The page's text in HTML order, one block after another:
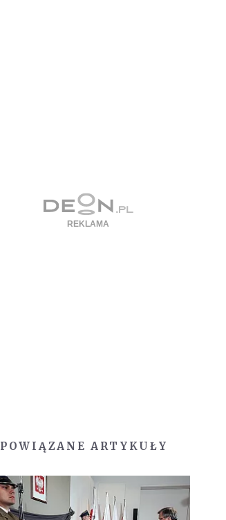
POWIĄZANE ARTYKUŁY